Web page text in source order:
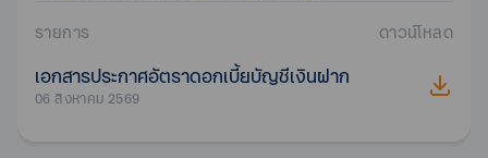
รายการ ดาวน์โหลด
เอกสารประกาศอัตราดอกเบี้ยบัญชีเงินฝาก
06 สิงหาคม 2569